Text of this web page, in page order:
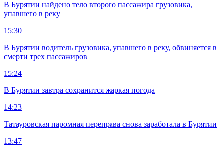
В Бурятии найдено тело второго пассажира грузовика,
упавшего в реку
15:30
В Бурятии водитель грузовика, упавшего в реку, обвиняется в
смерти трех пассажиров
15:24
В Бурятии завтра сохранится жаркая погода
14:23
Татауровская паромная переправа снова заработала в Бурятии
13:47